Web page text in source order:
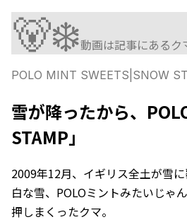
🐻‍❄️動画は記事にあるク
POLO MINT SWEETS SNOW
雪が降ったから、
STAMP」
2009年12月、イギリス全土が雪
白な雪、POLOミントみたいじゃ
押しまくったクマ。